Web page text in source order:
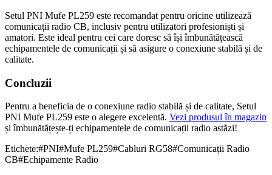
Setul PNI Mufe PL259 este recomandat pentru oricine utilizează
comunicații radio CB, inclusiv pentru utilizatori profesioniști și
amatori. Este ideal pentru cei care doresc să își îmbunătățească
echipamentele de comunicații și să asigure o conexiune stabilă și de
calitate.
Concluzii
Pentru a beneficia de o conexiune radio stabilă și de calitate, Setul
PNI Mufe PL259 este o alegere excelentă. Vezi produsul în magazin
și îmbunătățește-ți echipamentele de comunicații radio astăzi!
Etichete:#PNI#Mufe PL259#Cabluri RG58#Comunicații Radio
CB#Echipamente Radio